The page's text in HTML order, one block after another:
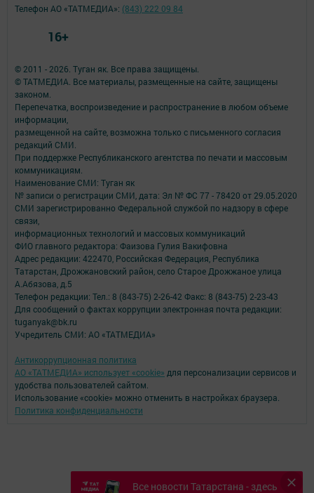
Все новости Татарстана - здесь
© 2011 - 2026. Туган як. Все права защищены.
© ТАТМЕДИА. Все материалы, размещенные на сайте, защищены
законом.
Перепечатка, воспроизведение и распространение в любом объеме
информации,
размещенной на сайте, возможна только с письменного согласия
редакций СМИ.
При поддержке Республиканского агентства по печати и массовым
коммуникациям.
Наименование СМИ: Туган як
№ записи о регистрации СМИ, дата: Эл № ФС 77 - 78420 от 29.05.2020
СМИ зарегистрированно Федеральной службой по надзору в сфере
связи,
информационных технологий и массовых коммуникаций
ФИО главного редактора: Фаизова Гулия Вакифовна
Адрес редакции: 422470, Российская Федерация, Республика
Татарстан, Дрожжановский район, село Старое Дрожжаное улица
А.Абязова, д.5
Телефон редакции: Тел.: 8 (843-75) 2-26-42 Факс: 8 (843-75) 2-23-43
Для сообщений о фактах коррупции электронная почта редакции:
tuganyak@bk.ru
Учредитель СМИ: АО «ТАТМЕДИА»
Антикоррупционная политика
АО «ТАТМЕДИА» использует «cookie» для персонализации сервисов и
удобства пользователей сайтом.
Использование «cookie» можно отменить в настройках браузера.
Политика конфиденциальности
Телефон АО «ТАТМЕДИА»: (843) 222 09 84
16+